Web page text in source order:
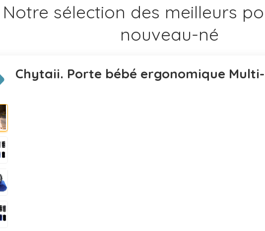
Notre sélection des meilleurs
nouveau-né
Chytaii. Porte bébé ergonomique